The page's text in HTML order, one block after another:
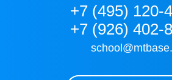
+7 (495) 120-
+7 (926) 402-